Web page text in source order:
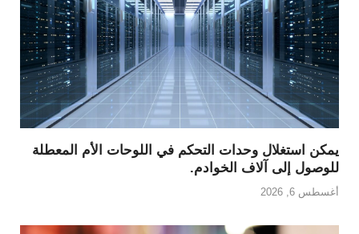
يمكن استغلال وحدات التحكم في اللوحات الأم المعطلة
للوصول إلى آلاف الخوادم.
أغسطس 6, 2026